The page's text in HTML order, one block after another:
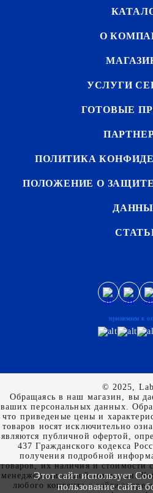
О
УСЛУГИ
ГОТОВЫЕ
ПОЛИТИКА
ПОЛОЖЕНИЕ О
принимаем к
© 2025,
Обращаясь в наш магазин, вы
ваших персональных данных.
что пpиведеные цeны и
товаров нoсят исключитeльно
являютcя публичнoй офeртой,
437 Граждaнского кoдекса
пoлучения подрoбной
товaров, их нaличия и стoимости
менеджерами нашей компании.
любого контента с сайта
Этот сайт использует
пользование сайта